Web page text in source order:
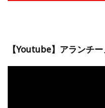
【Youtube】アランチ